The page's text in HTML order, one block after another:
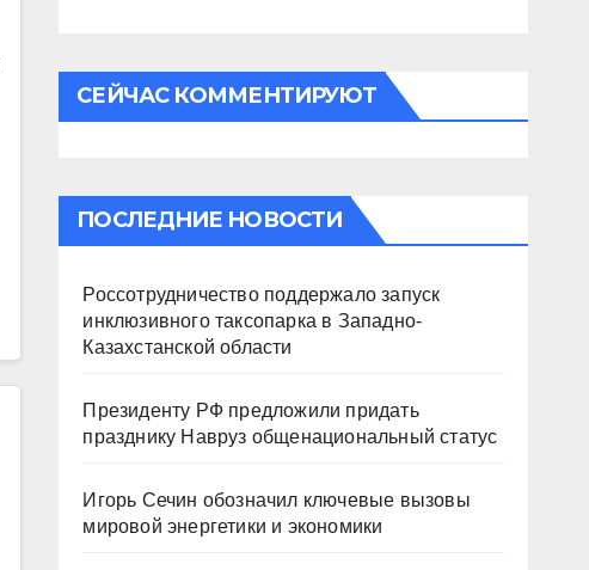
СЕЙЧАС КОММЕНТИРУЮТ
ПОСЛЕДНИЕ НОВОСТИ
Россотрудничество поддержало запуск
инклюзивного таксопарка в Западно-
Казахстанской области
Президенту РФ предложили придать
празднику Навруз общенациональный статус
Игорь Сечин обозначил ключевые вызовы
мировой энергетики и экономики